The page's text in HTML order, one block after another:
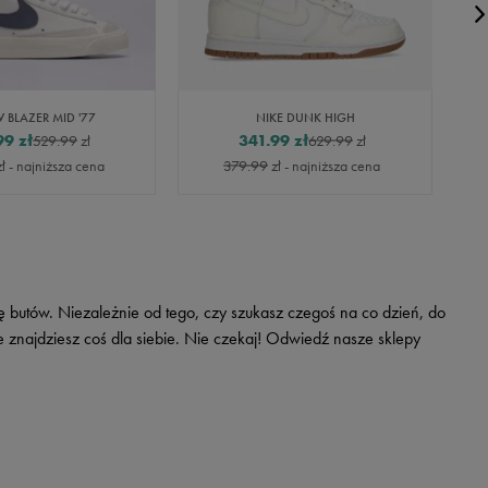
BLAZER MID '77
529.99zł
zł
- najniższa cena
NIKE DUNK HIGH
629.99zł
341.99 zł
379.99zł- najniższa cena
Niezależnie od tego, czy szukasz czegoś na co dzień, do
coś dla siebie. Nie czekaj! Odwiedź nasze sklepy